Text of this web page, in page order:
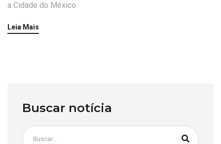
a Cidade do México.
Leia Mais
Buscar notícia